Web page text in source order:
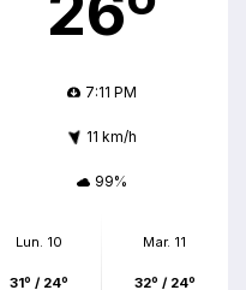
7:11 PM
11 km/h
99%
Lun. 10
31º / 24º
Mar. 11
32º / 24º